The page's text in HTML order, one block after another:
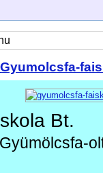
Gyumolcsfa-
Bt.
Gyümölcsfa-